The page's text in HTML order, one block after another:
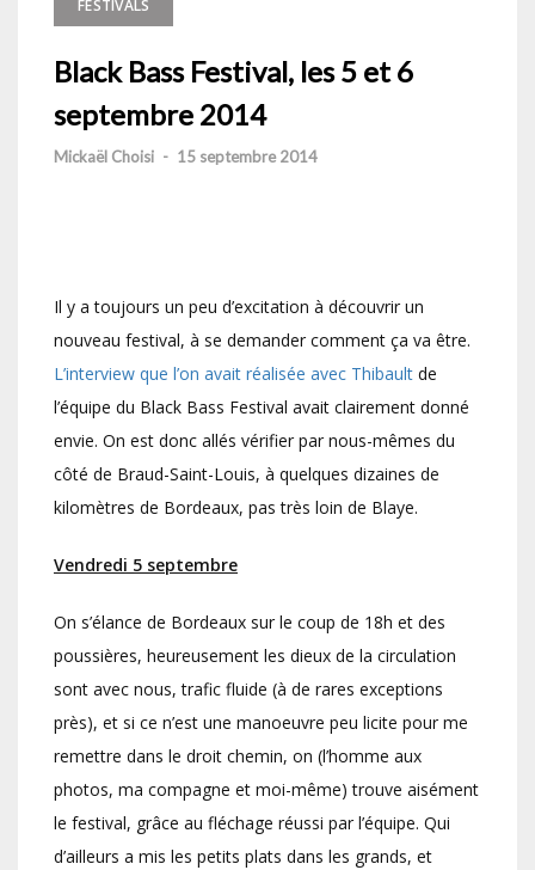
FESTIVALS
Black Bass Festival, les 5 et 6
septembre 2014
Mickaël Choisi - 15 septembre 2014
Il y a toujours un peu d’excitation à découvrir un
nouveau festival, à se demander comment ça va être.
L’interview que l’on avait réalisée avec Thibault de
l’équipe du Black Bass Festival avait clairement donné
envie. On est donc allés vérifier par nous-mêmes du
côté de Braud-Saint-Louis, à quelques dizaines de
kilomètres de Bordeaux, pas très loin de Blaye.
Vendredi 5 septembre
On s’élance de Bordeaux sur le coup de 18h et des
poussières, heureusement les dieux de la circulation
sont avec nous, trafic fluide (à de rares exceptions
près), et si ce n’est une manoeuvre peu licite pour me
remettre dans le droit chemin, on (l’homme aux
photos, ma compagne et moi-même) trouve aisément
le festival, grâce au fléchage réussi par l’équipe. Qui
d’ailleurs a mis les petits plats dans les grands, et